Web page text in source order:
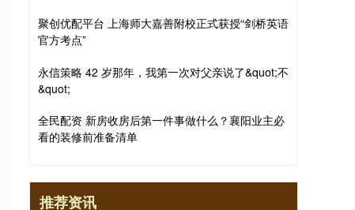
聚创优配平台 上海师大嘉善附校正式获授“剑桥英语
官方考点”
永信策略 42 岁那年，我第一次对父亲说了&quot;不
&quot;
全民配资 新房收房后第一件事做什么？襄阳业主必
看的装修前准备清单
推荐资讯